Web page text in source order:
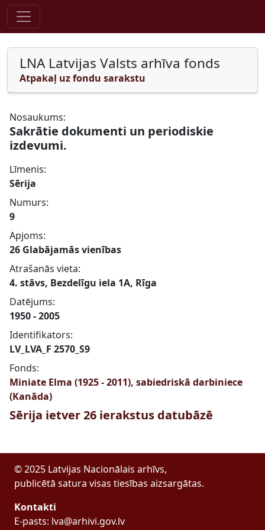
Pāriet uz saturu
LNA Latvijas Valsts arhīva fonds
Atpakaļ uz fondu sarakstu
Nosaukums:
Sakrātie dokumenti un periodiskie
izdevumi.
Līmenis:
Sērija
Numurs:
9
Apjoms:
26 Glabājamās vienības
Atrašanās vieta:
4. stāvs, Bezdelīgu iela 1A, Rīga
Datējums:
1950 - 2005
Identifikators:
LV_LVA_F 2570_S9
Fonds:
Miniate Elma (1925 - 2011), sabiedriskā darbiniece
(Kanāda)
Sērija ietver 26 ierakstus datubāzē
© 2025 Latvijas Nacionālais arhīvs,
publicētā satura visas tiesības aizsargātas.
Kontakti
E-pasts: lva@arhivi.gov.lv